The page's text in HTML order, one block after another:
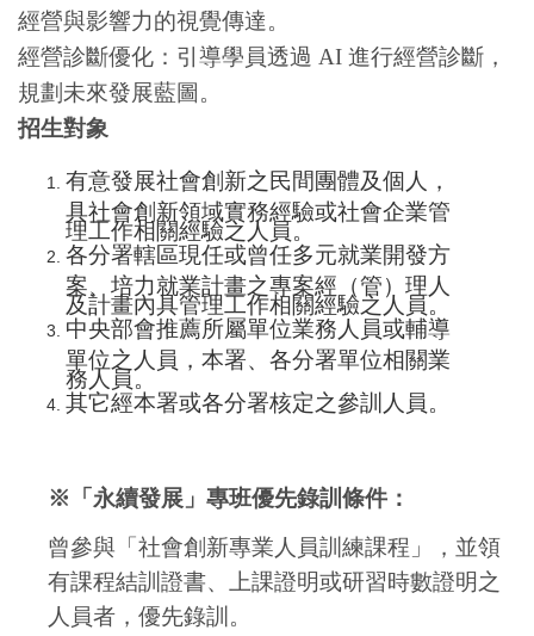
經營與影響力的視覺傳達。
經營診斷優化：引導學員透過 AI 進行經營診斷，
規劃未來發展藍圖。
招生對象
有意發展社會創新之民間團體及個人，
具社會創新領域實務經驗或社會企業管
理工作相關經驗之人員。
各分署轄區現任或曾任多元就業開發方
案、培力就業計畫之專案經（管）理人
及計畫內具管理工作相關經驗之人員。
中央部會推薦所屬單位業務人員或輔導
單位之人員，本署、各分署單位相關業
務人員。
其它經本署或各分署核定之參訓人員。
※「永續發展」專班優先錄訓條件：
曾參與「社會創新專業人員訓練課程」，並領
有課程結訓證書、上課證明或研習時數證明之
人員者，優先錄訓。